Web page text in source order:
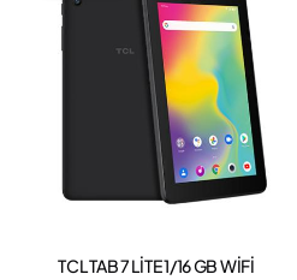
TCL TAB 7 LİTE 1/16 GB WİFİ